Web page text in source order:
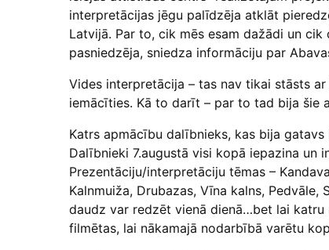
interpretācijas jēgu palīdzēja atklāt
Latvijā. Par to, cik mēs esam dažādi un
pasniedzēja, sniedza informāciju par
Vides interpretācija – tas nav tikai stāsts
iemācīties. Kā to darīt – par to tad bija šie
Katrs apmācību dalībnieks, kas bija
Dalībnieki 7.augustā visi kopā iepazina un
Prezentāciju/interpretāciju tēmas –
Kalnmuiža, Drubazas, Vīna kalns,
daudz var redzēt vienā dienā…bet lai
filmētas, lai nākamajā nodarbībā varētu